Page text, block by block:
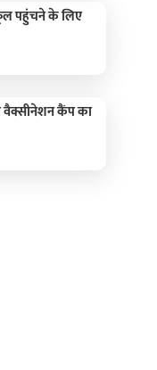
पहुंचने के लिए
वैक्सीनेशन कैंप का